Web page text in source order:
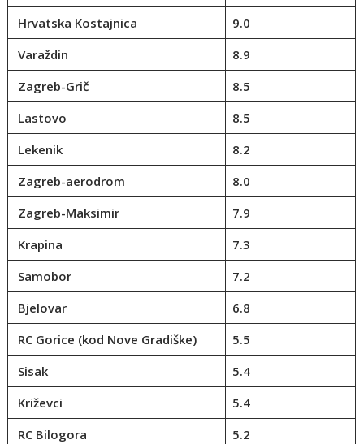
Hrvatska Kostajnica
9.0
Varaždin
8.9
Zagreb-Grič
8.5
Lastovo
8.5
Lekenik
8.2
Zagreb-aerodrom
8.0
Zagreb-Maksimir
7.9
Krapina
7.3
Samobor
7.2
Bjelovar
6.8
RC Gorice (kod Nove Gradiške)
5.5
Sisak
5.4
Križevci
5.4
RC Bilogora
5.2